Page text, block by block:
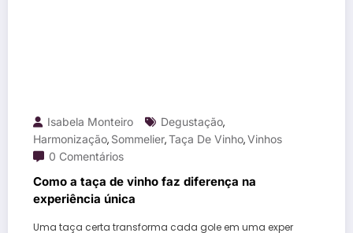
Isabela Monteiro Degustação,
Harmonização, Sommelier,Taça De Vinho,Vinhos
0 Comentários
Como a taça de vinho faz diferença na
experiência única
Uma taça certa transforma cada gole em uma exper